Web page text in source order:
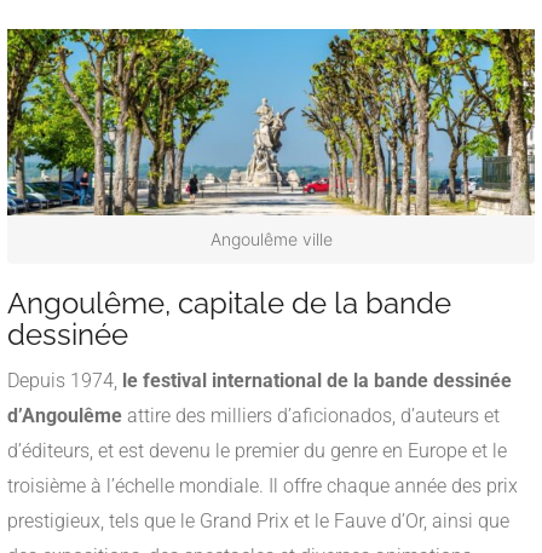
Angoulême ville
Angoulême, capitale de la bande
dessinée
Depuis 1974, le festival international de la bande dessinée
d’Angoulême attire des milliers d’aficionados, d’auteurs et
d’éditeurs, et est devenu le premier du genre en Europe et le
troisième à l’échelle mondiale. Il offre chaque année des prix
prestigieux, tels que le Grand Prix et le Fauve d’Or, ainsi que